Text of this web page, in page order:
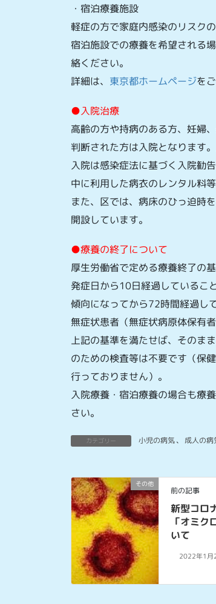
・宿泊療養施設
軽症の方で家庭内感染のリスク
宿泊施設での療養を希望される
絡ください。
詳細は、 東京都ホームページを
●入院治療
高齢の方や持病のある方、妊婦
判断された方は入院となります
入院は感染症法に基づく入院勧
中に利用した病衣のレンタル料
また、区では、病床のひっ迫時
開設しています。
●療養の終了について
厚生労働省で定める療養終了の
発症日から10日経過しているこ
傾向になってから72時間経過し
無症状患者（無症状病原体保有
上記の基準を満たせば、そのま
のための検査等は不要です（保
行っておりません）。
入院療養・宿泊療養の場合も療
さい。
カテゴリー 小児の病気、 成人の病
その他
前の記事
新型コロ
「オミク
いて
2022年1月